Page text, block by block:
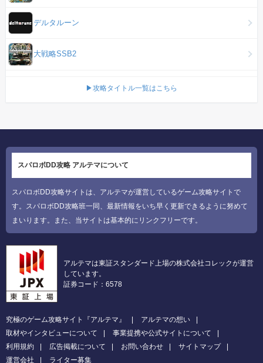
デルタルーン
大戦略SSB2
▶攻略タイトル一覧はこちら
スパロボDD攻略 アルテマについて
スパロボDD攻略サイトは、アルテマが運営しているゲーム攻略サイトで
す。スパロボDD攻略班一同、最新情報をいち早く更新できるように努めて
まいります。また、当サイトは基本的にリンクフリーです。
アルテマは東証スタンダード上場の株式会社コレックが運営
しています。
証券コード：6578
究極のゲーム攻略サイト『アルテマ』
アルテマの想い
取材やインタビューについて
事業提携や公式サイトについて
利用規約
広告掲載について お問い合わせ
サイトマップ
運営会社
ライター募集